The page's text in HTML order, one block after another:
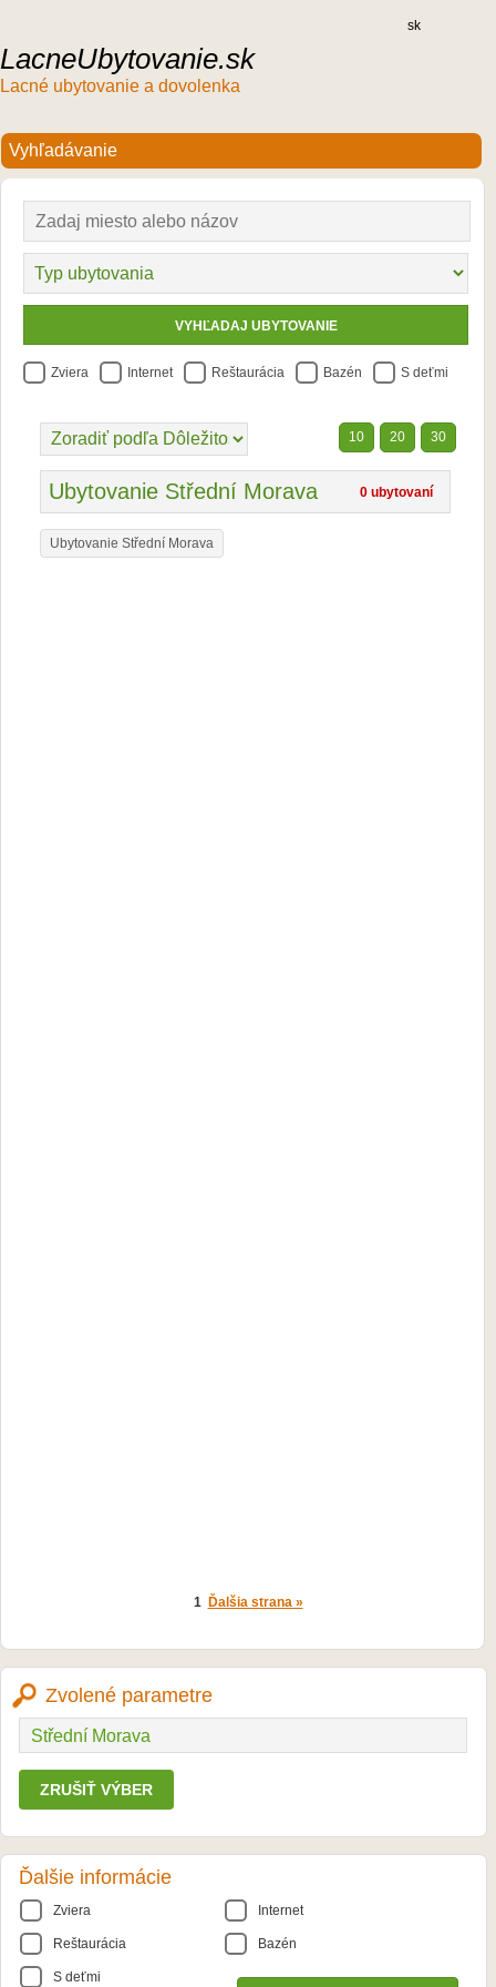
LacneUbytovanie.sk
Lacné ubytovanie a dovolenka
sk
Zviera Internet Reštaurácia Bazén S deťmi
10 20 30
0 ubytovaní
Ubytovanie Střední Morava
Ubytovanie Střední Morava
1 Ďalšia strana »
Zvolené parametre
Střední Morava
ZRUŠIŤ VÝBER
Ďalšie informácie
Zviera Internet
Reštaurácia Bazén
S deťmi